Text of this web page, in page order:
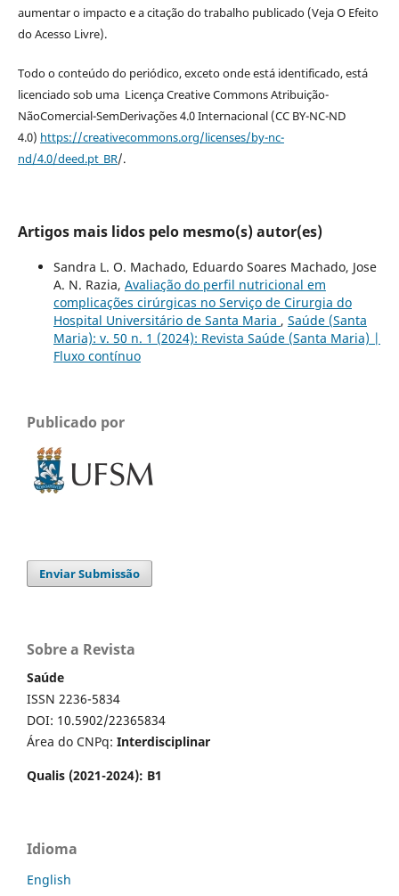
aumentar o impacto e a citação do trabalho publicado (Veja O Efeito
do Acesso Livre).
Todo o conteúdo do periódico, exceto onde está identificado, está
licenciado sob uma Licença Creative Commons Atribuição-
NãoComercial-SemDerivações 4.0 Internacional (CC BY-NC-ND
4.0) https://creativecommons.org/licenses/by-nc-
nd/4.0/deed.pt_BR/.
Artigos mais lidos pelo mesmo(s) autor(es)
Sandra L. O. Machado, Eduardo Soares Machado, Jose
A. N. Razia, Avaliação do perfil nutricional em
complicações cirúrgicas no Serviço de Cirurgia do
Hospital Universitário de Santa Maria , Saúde (Santa
Maria): v. 50 n. 1 (2024): Revista Saúde (Santa Maria) |
Fluxo contínuo
Publicado por
Enviar Submissão
Sobre a Revista
Saúde
ISSN 2236-5834
DOI: 10.5902/22365834
Área do CNPq: Interdisciplinar
Qualis (2021-2024): B1
Idioma
English